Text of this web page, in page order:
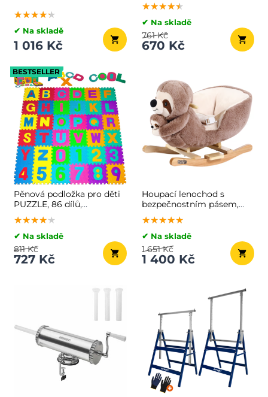
★★★★★
★★★★★
★★★★★
✔ Na skladě
1 016 Kč
★★★★★
★★★★★
★★★★★
✔ Na skladě
670 Kč
761 Kč
BESTSELLER
Pěnová podložka pro děti
PUZZLE, 86 dílů,
vícebarevná
★★★★★
★★★★★
★★★★★
✔ Na skladě
727 Kč
811 Kč
Houpací lenochod s
bezpečnostním pásem,
hnědá
★★★★★
★★★★★
★★★★★
✔ Na skladě
1 400 Kč
1 651 Kč